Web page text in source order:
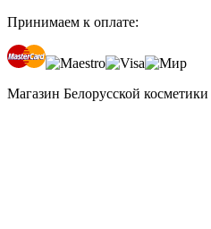
Принимаем к оплате:
Магазин Белорусской